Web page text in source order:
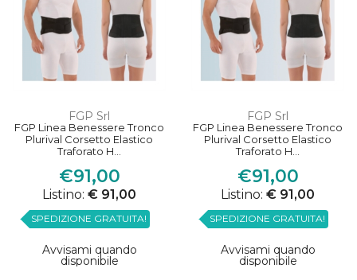
FGP Srl
FGP Linea Benessere Tronco
Plurival Corsetto Elastico
Traforato H...
€91,00
Listino: € 91,00
SPEDIZIONE GRATUITA!
Avvisami quando
disponibile
FGP Srl
FGP Linea Benessere Tronco
Plurival Corsetto Elastico
Traforato H...
€91,00
Listino: € 91,00
SPEDIZIONE GRATUITA!
Avvisami quando
disponibile